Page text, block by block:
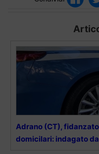
Adrano (CT),
domicilari: indagato